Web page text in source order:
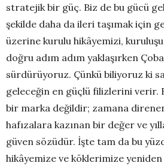
stratejik bir güç. Biz de bu gücü
şekilde daha da ileri taşımak için
üzerine kurulu hikâyemizi,
doğru adım adım yaklaşırken
sürdürüyoruz. Çünkü biliyoruz ki
geleceğin en güçlü filizlerini verir.
bir marka değildir; zamana
hafızalara kazınan bir değer ve
güven sözüdür. İşte tam da bu
hikâyemize ve köklerimize yeniden